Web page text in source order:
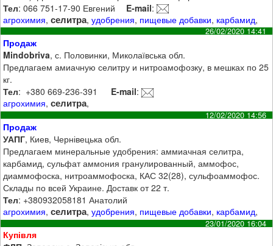
Тел: 066 751-17-90 Евгений E-mail:
агрохимия,селитра,удобрения, пищевые добавки, карбамид,
26/02/2020 14:41
Продаж
Mindobriva, с. Половинки, Миколаївська обл.
Предлагаем амиачную селитру и нитроамофозку, в мешках по 25
кг.
Тел: ‭ +380 669-236-391 ‬ E-mail:
агрохимия,селитра,
12/02/2020 14:56
Продаж
УАПГ, Киев, Чернівецька обл.
Предлагаем минеральные удобрения: аммиачная селитра,
карбамид, сульфат аммония гранулированный, аммофос,
диаммофоска, нитроаммофоска, КАС 32(28), сульфоаммофос.
Склады по всей Украине. Доставк от 22 т.
Тел: +380932058181 Анатолий
агрохимия,селитра,удобрения, пищевые добавки, карбамид,
23/01/2020 16:04
Купівля